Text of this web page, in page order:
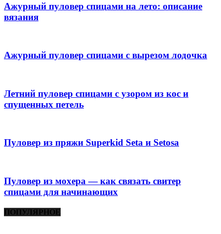
Ажурный пуловер спицами на лето: описание
вязания
Ажурный пуловер спицами с вырезом лодочка
Летний пуловер спицами с узором из кос и
спущенных петель
Пуловер из пряжи Superkid Seta и Setosa
Пуловер из мохера — как связать свитер
спицами для начинающих
ПОПУЛЯРНОЕ